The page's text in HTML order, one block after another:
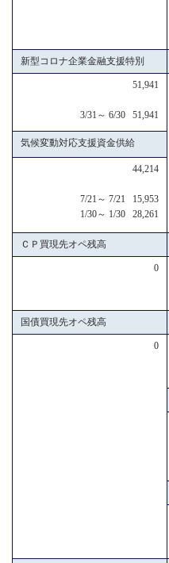
新型コロナ企業金融支援特別
51,941
3/31～ 6/30 51,941
気候変動対応支援資金供給
44,214
7/21～ 7/21 15,953
1/30～ 1/30 28,261
ＣＰ買現先オペ残高
0
国債買現先オペ残高
0